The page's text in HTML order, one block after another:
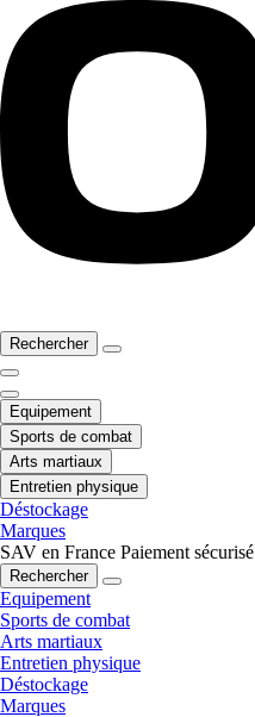
Rechercher
Equipement
Sports de combat
Arts martiaux
Entretien physique
Déstockage
Marques
SAV en France Paiement sécurisé
Rechercher
Equipement
Sports de combat
Arts martiaux
Entretien physique
Déstockage
Marques